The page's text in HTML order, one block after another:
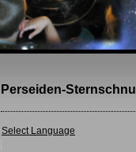
Perseiden-
Select Language